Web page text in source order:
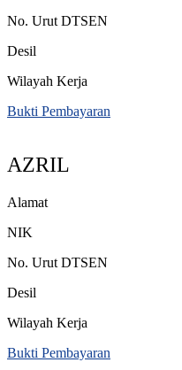
No. Urut DTSEN
Desil
Wilayah Kerja
Bukti Pembayaran
AZRIL
Alamat
NIK
No. Urut DTSEN
Desil
Wilayah Kerja
Bukti Pembayaran